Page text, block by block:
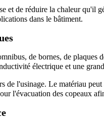
et de réduire la chaleur qu'il
dans le bâtiment.
de bornes, de plaques
électrique et une
de l'usinage. Le matériau
l'évacuation des copeaux